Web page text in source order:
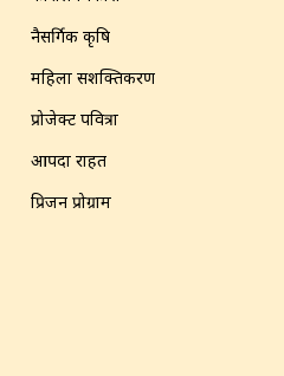
नैसर्गिक कृषि
महिला सशक्तिकरण
प्रोजेक्ट पवित्रा
आपदा राहत
प्रिजन प्रोग्राम